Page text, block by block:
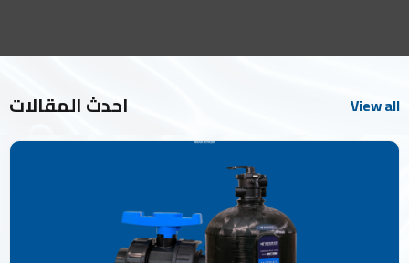
احدث المقالات View all